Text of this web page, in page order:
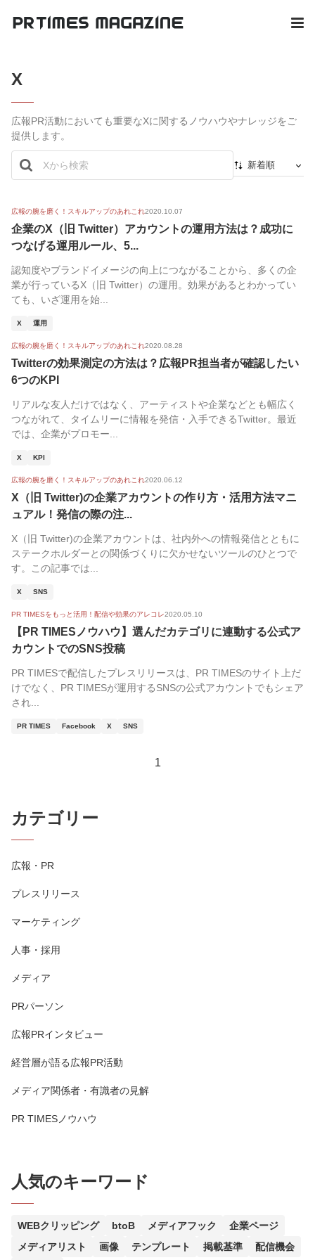
X
広報PR活動においても重要なXに関するノウハウやナレッジをご
提供します。
新着順
人気順
広報の腕を磨く！スキルアップのあれこれ2020.10.07
企業のX（旧 Twitter）アカウントの運用方法は？成功に
つなげる運用ルール、5...
認知度やブランドイメージの向上につながることから、多くの企
業が行っているX（旧 Twitter）の運用。効果があるとわかってい
ても、いざ運用を始...
X 運用
広報の腕を磨く！スキルアップのあれこれ2020.08.28
Twitterの効果測定の方法は？広報PR担当者が確認したい
6つのKPI
リアルな友人だけではなく、アーティストや企業などとも幅広く
つながれて、タイムリーに情報を発信・入手できるTwitter。最近
では、企業がプロモー...
X KPI
広報の腕を磨く！スキルアップのあれこれ2020.06.12
X（旧 Twitter)の企業アカウントの作り方・活用方法マニ
ュアル！発信の際の注...
X（旧 Twitter)の企業アカウントは、社内外への情報発信とともに
ステークホルダーとの関係づくりに欠かせないツールのひとつで
す。この記事では...
X SNS
PR TIMESをもっと活用！配信や効果のアレコレ2020.05.10
【PR TIMESノウハウ】選んだカテゴリに連動する公式ア
カウントでのSNS投稿
PR TIMESで配信したプレスリリースは、PR TIMESのサイト上だ
けでなく、PR TIMESが運用するSNSの公式アカウントでもシェア
され...
PR TIMES Facebook X SNS
1
カテゴリー
広報・PR
プレスリリース
マーケティング
人事・採用
メディア
PRパーソン
広報PRインタビュー
経営層が語る広報PR活動
メディア関係者・有識者の見解
PR TIMESノウハウ
人気のキーワード
WEBクリッピング btoB メディアフック
企業ページ
メディアリスト
画像 テンプレート 掲載基準 配信機会